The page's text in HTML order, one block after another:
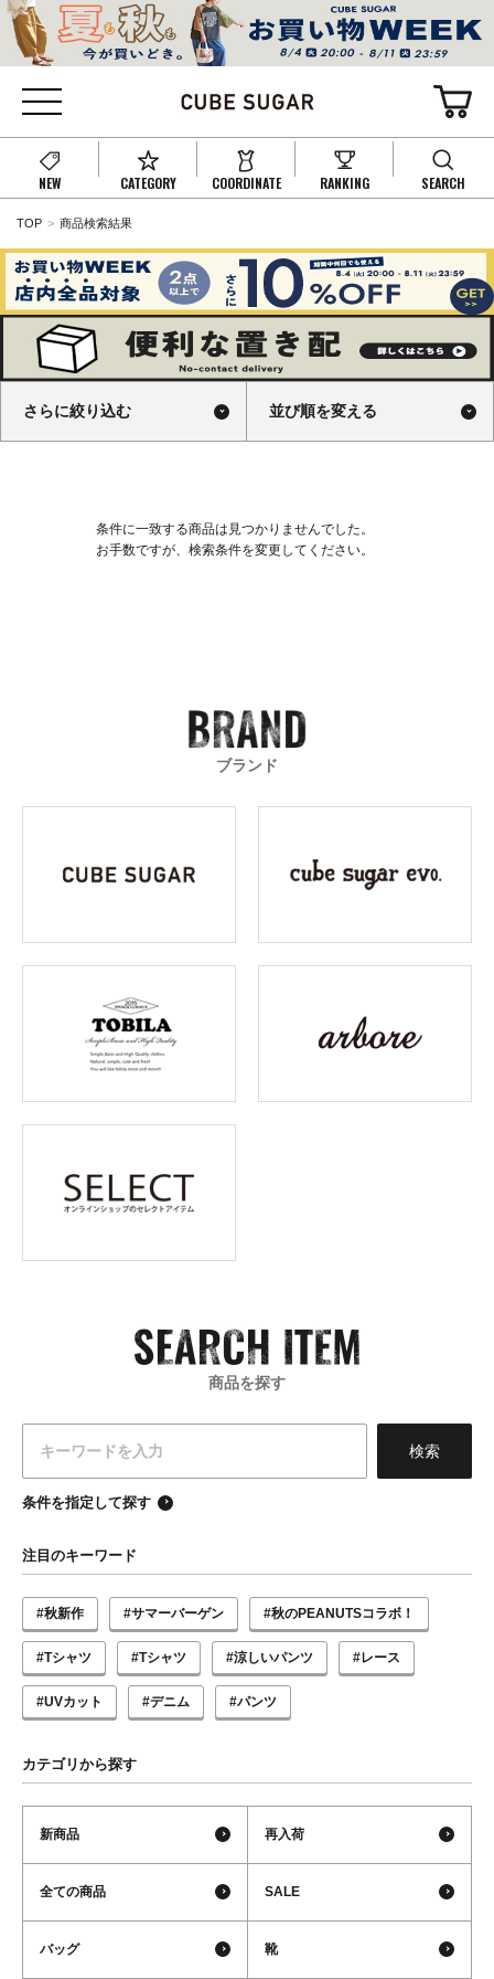
NEW CATEGORY COORDINATE RANKING SEARCH
TOP 商品検索結果
さらに絞り込む 並び順を変える
条件に一致する商品は見つかりませんでした。
お手数ですが、検索条件を変更してください。
ブランド
商品を探す
条件を指定して探す
注目のキーワード
#秋新作 #サマーバーゲン #秋のPEANUTSコラボ！
#Tシャツ #Tシャツ #涼しいパンツ #レース
#UVカット #デニム #パンツ
カテゴリから探す
新商品 再入荷
全ての商品 SALE
バッグ 靴